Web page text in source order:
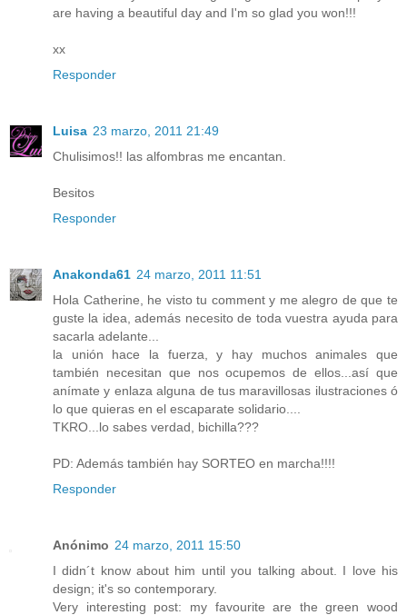
are having a beautiful day and I'm so glad you won!!!
xx
Responder
Luisa 23 marzo, 2011 21:49
Chulisimos!! las alfombras me encantan.
Besitos
Responder
Anakonda61 24 marzo, 2011 11:51
Hola Catherine, he visto tu comment y me alegro de que te
guste la idea, además necesito de toda vuestra ayuda para
sacarla adelante...
la unión hace la fuerza, y hay muchos animales que
también necesitan que nos ocupemos de ellos...así que
anímate y enlaza alguna de tus maravillosas ilustraciones ó
lo que quieras en el escaparate solidario....
TKRO...lo sabes verdad, bichilla???
PD: Además también hay SORTEO en marcha!!!!
Responder
Anónimo 24 marzo, 2011 15:50
I didn´t know about him until you talking about. I love his
design; it's so contemporary.
Very interesting post: my favourite are the green wood